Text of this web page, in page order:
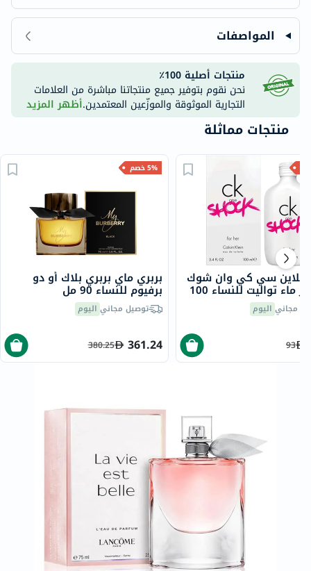
المواصفات
منتجات أصلية 100٪
نحن نقوم بتوفير جميع منتجاتنا مباشرة من العلامات
التجارية الموثوقة والموزّعين المعتمدين.أظهر المزيد
منتجات مماثلة
5% خصم
بربري ماي بربري بلاك أو دو
برفيوم للنساء 90 مل
توصيل مجاني اليوم
361.24
380.25
كلاين سي كي وان شوك
فور هير ماء تواليت للنساء 100
مجاني اليوم
93